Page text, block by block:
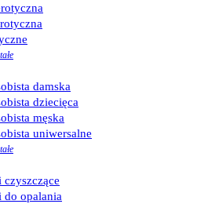
damska
dziecięca
męska
uniwersalne
do opalania